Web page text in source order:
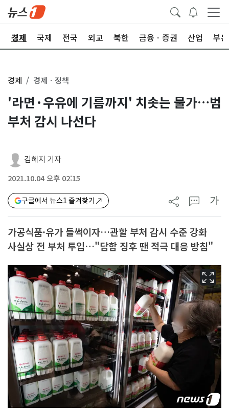
경제 국제 전국 외교 북한 금융ㆍ증권 산업 부
경제 경제ㆍ정책
'라면·우유에 기름까지' 치솟는 물가…범
부처 감시 나선다
김혜지 기자
2021.10.04 오후 02:15
구글에서 뉴스1 즐겨찾기 가
가공식품·유가 들썩이자…관할 부처 감시 수준 강화
사실상 전 부처 투입…"담합 징후 땐 적극 대응 방침"